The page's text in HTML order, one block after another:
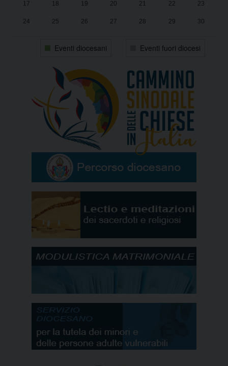
17 18 19 20 21 22 23
24 25 26 27 28 29 30
Eventi diocesani Eventi fuori diocesi